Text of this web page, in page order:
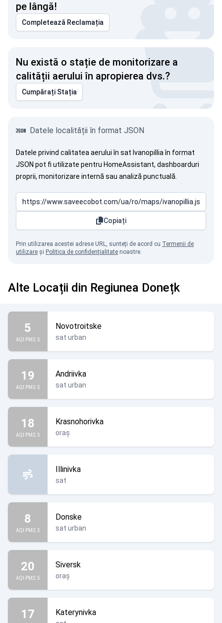
pe lângă!
Completează Reclamația
Nu există o stație de monitorizare a
calității aerului în apropierea dvs.?
Cumpărați Stația
Datele localității în format JSON
Datele privind calitatea aerului în sat Ivanopillia în format
JSON pot fi utilizate pentru HomeAssistant, dashboarduri
proprii, monitorizare internă sau analiză punctuală.
Copiați
Prin utilizarea acestei adrese URL, sunteți de acord cu Termenii de
utilizare și Politica de confidențialitate noastre.
Alte Locații din Regiunea Donețk
5
AQI PM2.5
Novotroitske
sat urban
19
AQI PM2.5
Andriivka
sat urban
18
AQI PM2.5
Krasnohorivka
oraș
Illinivka
sat
8
AQI PM2.5
Donske
sat urban
20
AQI PM2.5
Siversk
oraș
17 Katerynivka